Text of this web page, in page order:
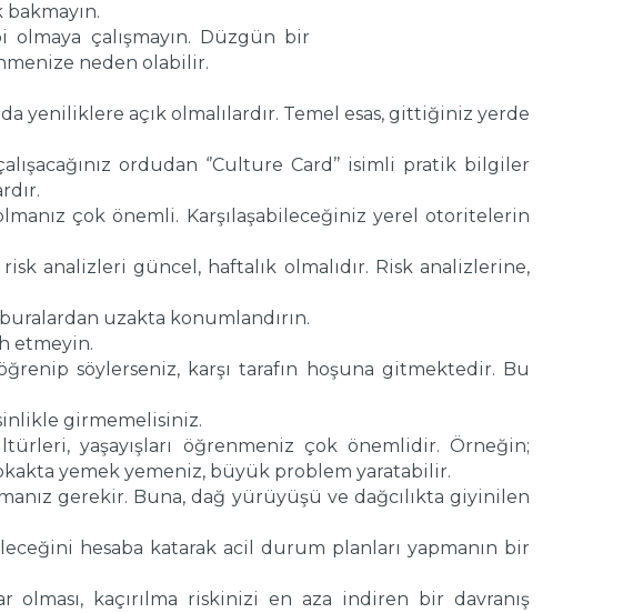
çalışmayın. Düzgün bir
neden olabilir.
yeniliklere açık olmalılardır. Temel esas, gittiğiniz yerde
ordudan ‘’Culture Card’’ isimli pratik bilgiler
çok önemli. Karşılaşabileceğiniz yerel otoritelerin
analizleri güncel, haftalık olmalıdır. Risk analizlerine,
buralardan uzakta konumlandırın.
etmeyin.
söylerseniz, karşı tarafın hoşuna gitmektedir. Bu
girmemelisiniz.
yaşayışları öğrenmeniz çok önemlidir. Örneğin;
yemek yemeniz, büyük problem yaratabilir.
gerekir. Buna, dağ yürüyüşü ve dağcılıkta giyinilen
hesaba katarak acil durum planları yapmanın bir
kaçırılma riskinizi en aza indiren bir davranış